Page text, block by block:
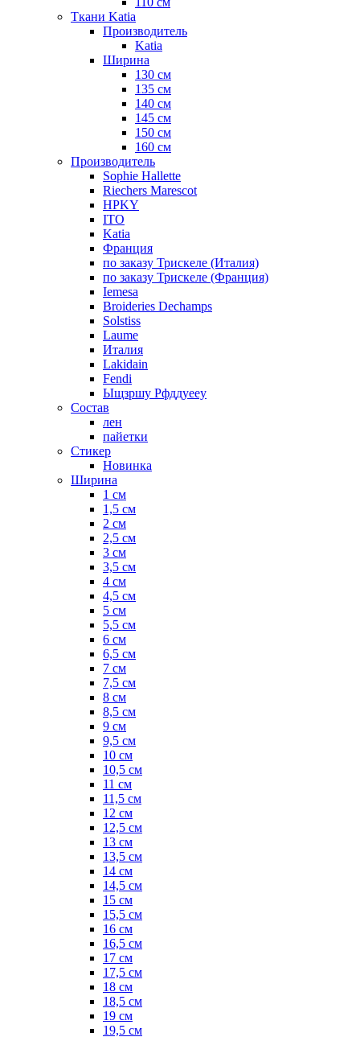
Ткани Katia
Производитель
Katia
Ширина
130 см
135 см
140 см
145 см
150 см
160 см
Производитель
Sophie Hallette
Riechers Marescot
HPKY
ITO
Katia
Франция
по заказу Трискеле (Италия)
по заказу Трискеле (Франция)
Iemesa
Broideries Dechamps
Solstiss
Laume
Италия
Lakidain
Fendi
Ыщзршу Рфддуееу
Состав
лен
пайетки
Стикер
Новинка
Ширина
1 см
1,5 см
2 см
2,5 см
3 см
3,5 см
4 см
4,5 см
5 см
5,5 см
6 см
6,5 см
7 см
7,5 см
8 см
8,5 см
9 см
9,5 см
10 см
10,5 см
11 см
11,5 см
12 см
12,5 см
13 см
13,5 см
14 см
14,5 см
15 см
15,5 см
16 см
16,5 см
17 см
17,5 см
18 см
18,5 см
19 см
19,5 см